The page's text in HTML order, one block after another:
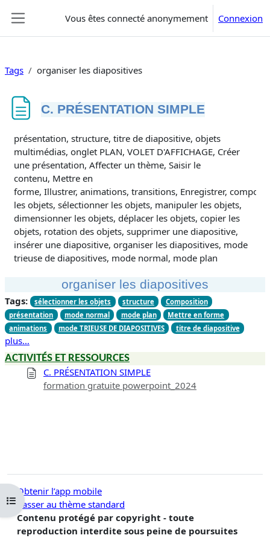
Vous êtes connecté anonymement Connexion
Ouvrir l’index du cours
Tags organiser les diapositives
C. PRÉSENTATION SIMPLE
Conditions d’achèvement
présentation, structure, titre de diapositive, objets
multimédias, onglet PLAN, VOLET D'AFFICHAGE, Créer
une présentation, Affecter un thème, Saisir le
contenu, Mettre en
forme, Illustrer, animations, transitions, Enregistrer,
les objets, sélectionner les objets, manipuler les objets,
dimensionner les objets, déplacer les objets, copier les
objets, rotation des objets, supprimer une diapositive,
insérer une diapositive, organiser les diapositives, mode
trieuse de diapositives, mode normal, mode plan
organiser les diapositives
Tags: sélectionner les objets structure
Composition
présentation
mode normal mode plan
Mettre en forme
animations
mode TRIEUSE DE DIAPOSITIVES titre de diapositive
plus…
ACTIVITÉS ET RESSOURCES
C. PRÉSENTATION SIMPLE
formation gratuite powerpoint_2024
Obtenir l’app mobile
Passer au thème standard
Contenu protégé par copyright - toute
reproduction interdite sous peine de poursuites